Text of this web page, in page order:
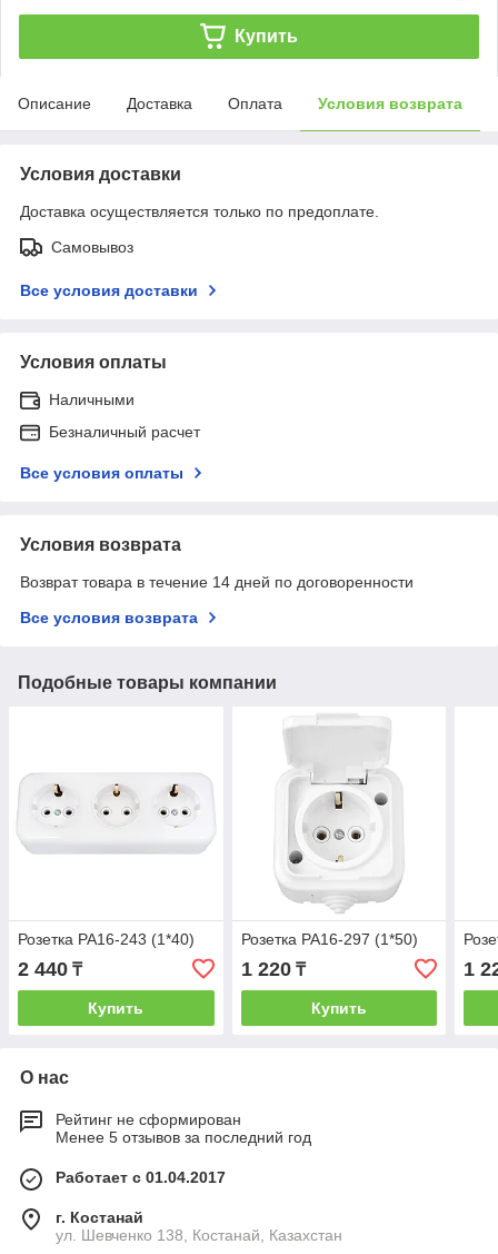
Купить
Описание Доставка Оплата Условия возврата
Условия доставки
Доставка осуществляется только по предоплате.
Самовывоз
Все условия доставки
Условия оплаты
Наличными
Безналичный расчет
Все условия оплаты
Условия возврата
Возврат товара в течение 14 дней по договоренности
Все условия возврата
Подобные товары компании
Розетка РА16-243 (1*40)
2 440 ₸
Купить
Розетка РА16-297 (1*50)
1 220₸
Купить
1
О нас
Рейтинг не сформирован
Менее 5 отзывов за последний год
Работает с 01.04.2017
г. Костанай
ул. Шевченко 138, Костанай, Казахстан